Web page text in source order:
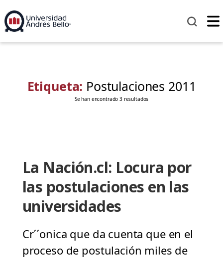
Etiqueta: Postulaciones 2011
Se han encontrado 3 resultados
La Nación.cl: Locura por
las postulaciones en las
universidades
Cr´´onica que da cuenta que en el
proceso de postulación miles de